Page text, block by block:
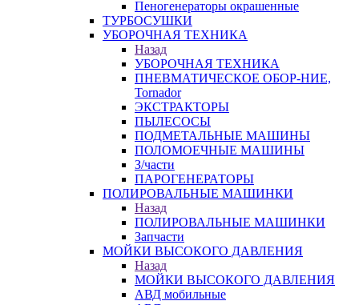
Пеногенераторы окрашенные
ТУРБОСУШКИ
УБОРОЧНАЯ ТЕХНИКА
Назад
УБОРОЧНАЯ ТЕХНИКА
ПНЕВМАТИЧЕСКОЕ ОБОР-НИЕ,
Tornador
ЭКСТРАКТОРЫ
ПЫЛЕСОСЫ
ПОДМЕТАЛЬНЫЕ МАШИНЫ
ПОЛОМОЕЧНЫЕ МАШИНЫ
З/части
ПАРОГЕНЕРАТОРЫ
ПОЛИРОВАЛЬНЫЕ МАШИНКИ
Назад
ПОЛИРОВАЛЬНЫЕ МАШИНКИ
Запчасти
МОЙКИ ВЫСОКОГО ДАВЛЕНИЯ
Назад
МОЙКИ ВЫСОКОГО ДАВЛЕНИЯ
АВД мобильные